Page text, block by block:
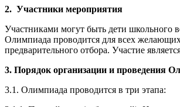
2. Участники мероприятия
Участниками могут быть дети школьного
Олимпиада проводится для всех
предварительного отбора. Участие
3. Порядок организации и проведения
3.1. Олимпиада проводится в три этапа: